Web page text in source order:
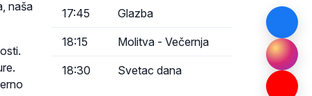
naša
17:45 Glazba
18:15 Molitva - Večernja
18:30 Svetac dana